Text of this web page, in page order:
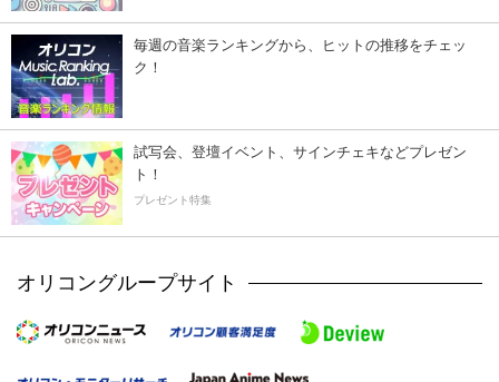
毎週の音楽ランキングから、ヒットの推移をチェッ
ク！
試写会、登壇イベント、サインチェキなどプレゼン
ト！
プレゼント特集
オリコングループサイト